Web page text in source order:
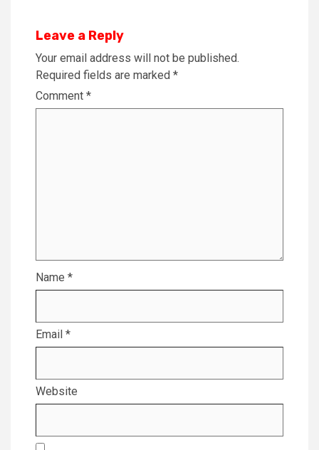
Leave a Reply
Your email address will not be published.
Required fields are marked *
Comment *
Name *
Email *
Website